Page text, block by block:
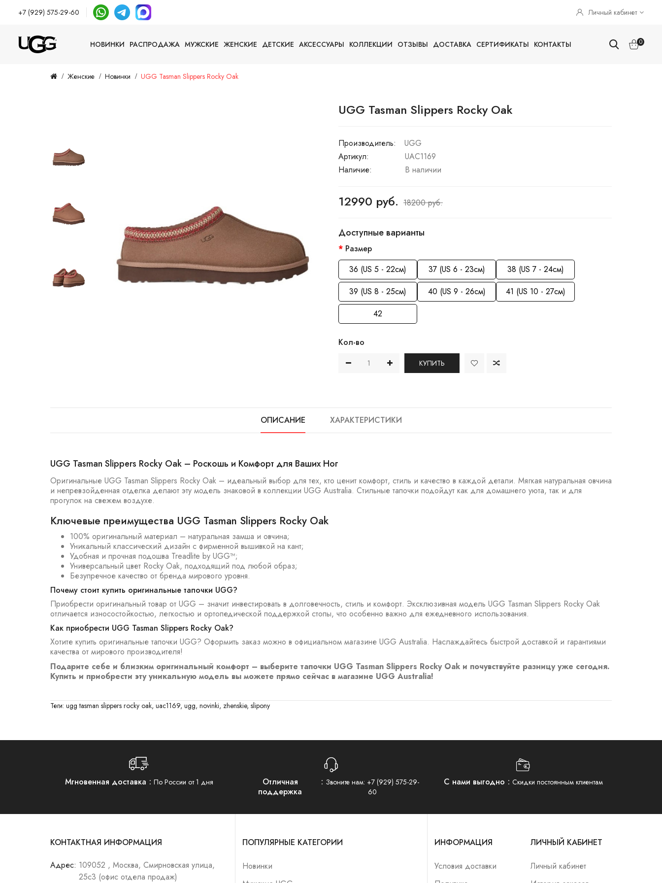
+7 (929) 575-29-60 Личный кабинет
НОВИНКИ РАСПРОДАЖА МУЖСКИЕ ЖЕНСКИЕ ДЕТСКИЕ АКСЕССУАРЫ КОЛЛЕКЦИИ ОТЗЫВЫ ДОСТАВКА СЕРТИФИКАТЫ КОНТАКТЫ 0
Женские Новинки UGG Tasman Slippers Rocky Oak
UGG Tasman Slippers Rocky Oak
Производитель:
UGG
Артикул:
UAC1169
Наличие:
В наличии
12990 руб. 18200 руб.
Доступные варианты
Размер
36 (US 5 - 22см)
37 (US 6 - 23см)
38 (US 7 - 24см)
39 (US 8 - 25см)
40 (US 9 - 26см)
41 (US 10 - 27см)
42
Кол-во
КУПИТЬ
ОПИСАНИЕ ХАРАКТЕРИСТИКИ
UGG Tasman Slippers Rocky Oak – Роскошь и Комфорт для Ваших Ног
Оригинальные UGG Tasman Slippers Rocky Oak – идеальный выбор для тех, кто ценит комфорт, стиль и качество в каждой детали. Мягкая натуральная овчина
и непревзойденная отделка делают эту модель знаковой в коллекции UGG Australia. Стильные тапочки подойдут как для домашнего уюта, так и для
прогулок на свежем воздухе.
Ключевые преимущества UGG Tasman Slippers Rocky Oak
100% оригинальный материал – натуральная замша и овчина;
Уникальный классический дизайн с фирменной вышивкой на кант;
Удобная и прочная подошва Treadlite by UGG™;
Универсальный цвет Rocky Oak, подходящий под любой образ;
Безупречное качество от бренда мирового уровня.
Почему стоит купить оригинальные тапочки UGG?
Приобрести оригинальный товар от UGG – значит инвестировать в долговечность, стиль и комфорт. Эксклюзивная модель UGG Tasman Slippers Rocky Oak
отличается износостойкостью, легкостью и ортопедической поддержкой стопы, что особенно важно для ежедневного использования.
Как приобрести UGG Tasman Slippers Rocky Oak?
Хотите купить оригинальные тапочки UGG? Оформить заказ можно в официальном магазине UGG Australia. Наслаждайтесь быстрой доставкой и гарантиями
качества от мирового производителя!
Подарите себе и близким оригинальный комфорт – выберите тапочки UGG Tasman Slippers Rocky Oak и почувствуйте разницу уже сегодня.
Купить и приобрести эту уникальную модель вы можете прямо сейчас в магазине UGG Australia!
Теги: ugg tasman slippers rocky oak, uac1169, ugg, novinki, zhenskie, slipony
Мгновенная доставка По России от 1 дня
Отличная
поддержка
Звоните нам: +7 (929) 575-29-
60
С нами выгодно Скидки постоянным клиентам
КОНТАКТНАЯ ИНФОРМАЦИЯ
Адрес: 109052 , Москва, Смирновская улица,
25с3 (офис отдела продаж)
ПОПУЛЯРНЫЕ КАТЕГОРИИ
Новинки
ИНФОРМАЦИЯ
Условия доставки
ЛИЧНЫЙ КАБИНЕТ
Личный кабинет